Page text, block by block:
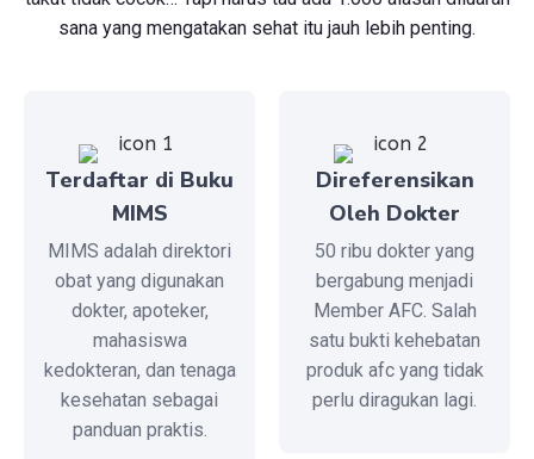
sana yang mengatakan sehat itu jauh lebih penting.
Terdaftar di Buku
MIMS
MIMS adalah direktori
obat yang digunakan
dokter, apoteker,
mahasiswa
kedokteran, dan tenaga
kesehatan sebagai
panduan praktis.
Direferensikan
Oleh Dokter
50 ribu dokter yang
bergabung menjadi
Member AFC. Salah
satu bukti kehebatan
produk afc yang tidak
perlu diragukan lagi.